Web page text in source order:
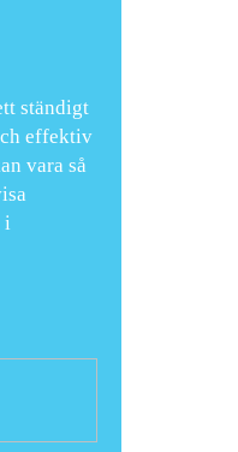
ständigt
effektiv
vara så
i